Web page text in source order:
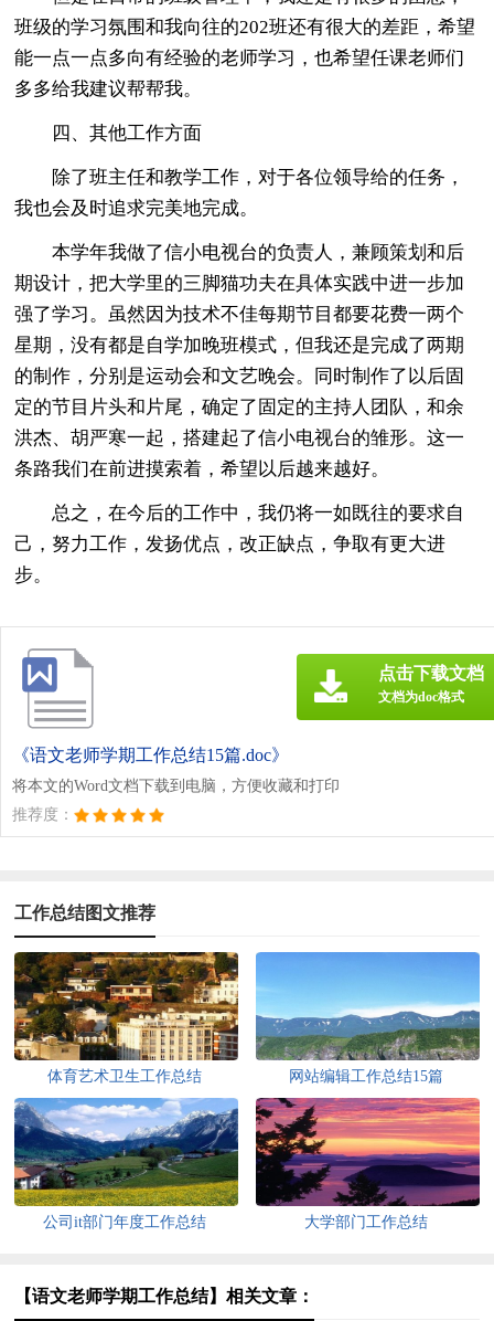
班级的学习氛围和我向往的202班还有很大的差距，希望
能一点一点多向有经验的老师学习，也希望任课老师们
多多给我建议帮帮我。
四、其他工作方面
除了班主任和教学工作，对于各位领导给的任务，
我也会及时追求完美地完成。
本学年我做了信小电视台的负责人，兼顾策划和后
期设计，把大学里的三脚猫功夫在具体实践中进一步加
强了学习。虽然因为技术不佳每期节目都要花费一两个
星期，没有都是自学加晚班模式，但我还是完成了两期
的制作，分别是运动会和文艺晚会。同时制作了以后固
定的节目片头和片尾，确定了固定的主持人团队，和余
洪杰、胡严寒一起，搭建起了信小电视台的雏形。这一
条路我们在前进摸索着，希望以后越来越好。
总之，在今后的工作中，我仍将一如既往的要求自
己，努力工作，发扬优点，改正缺点，争取有更大进
步。
《语文老师学期工作总结15篇.doc》
将本文的Word文档下载到电脑，方便收藏和打印
推荐度：
点击下载文档
文档为doc格式
工作总结图文推荐
体育艺术卫生工作总结 网站编辑工作总结15篇
公司it部门年度工作总结 大学部门工作总结
【语文老师学期工作总结】相关文章：